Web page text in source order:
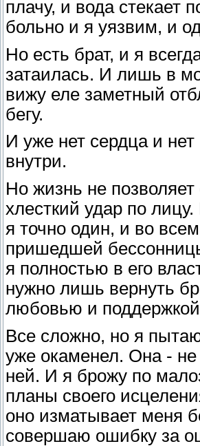
плачу, и вода стекает
больно и я уязвим, и
Но есть брат, и я
затаилась. И лишь в
вижу еле заметный
бегу.
И уже нет сердца и
внутри.
Но жизнь не
хлесткий удар по
я точно один, и во
пришедшей
я полностью в его
нужно лишь вернуть
любовью и
Все сложно, но я
уже окаменел. Она - не
ней. И я брожу по
планы своего
оно изматывает меня
совершаю ошибку за